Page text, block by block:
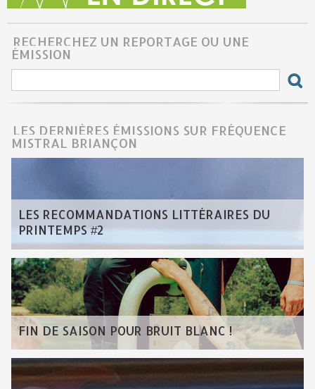
RECHERCHEZ UN REPORTAGE OU UNE
ÉMISSION
LES DERNIÈRES ÉMISSIONS SUR FRÉQUENCE
MISTRAL BRIANÇON
LES RECOMMANDATIONS LITTÉRAIRES DU
PRINTEMPS #2
FIN DE SAISON POUR BRUIT BLANC !